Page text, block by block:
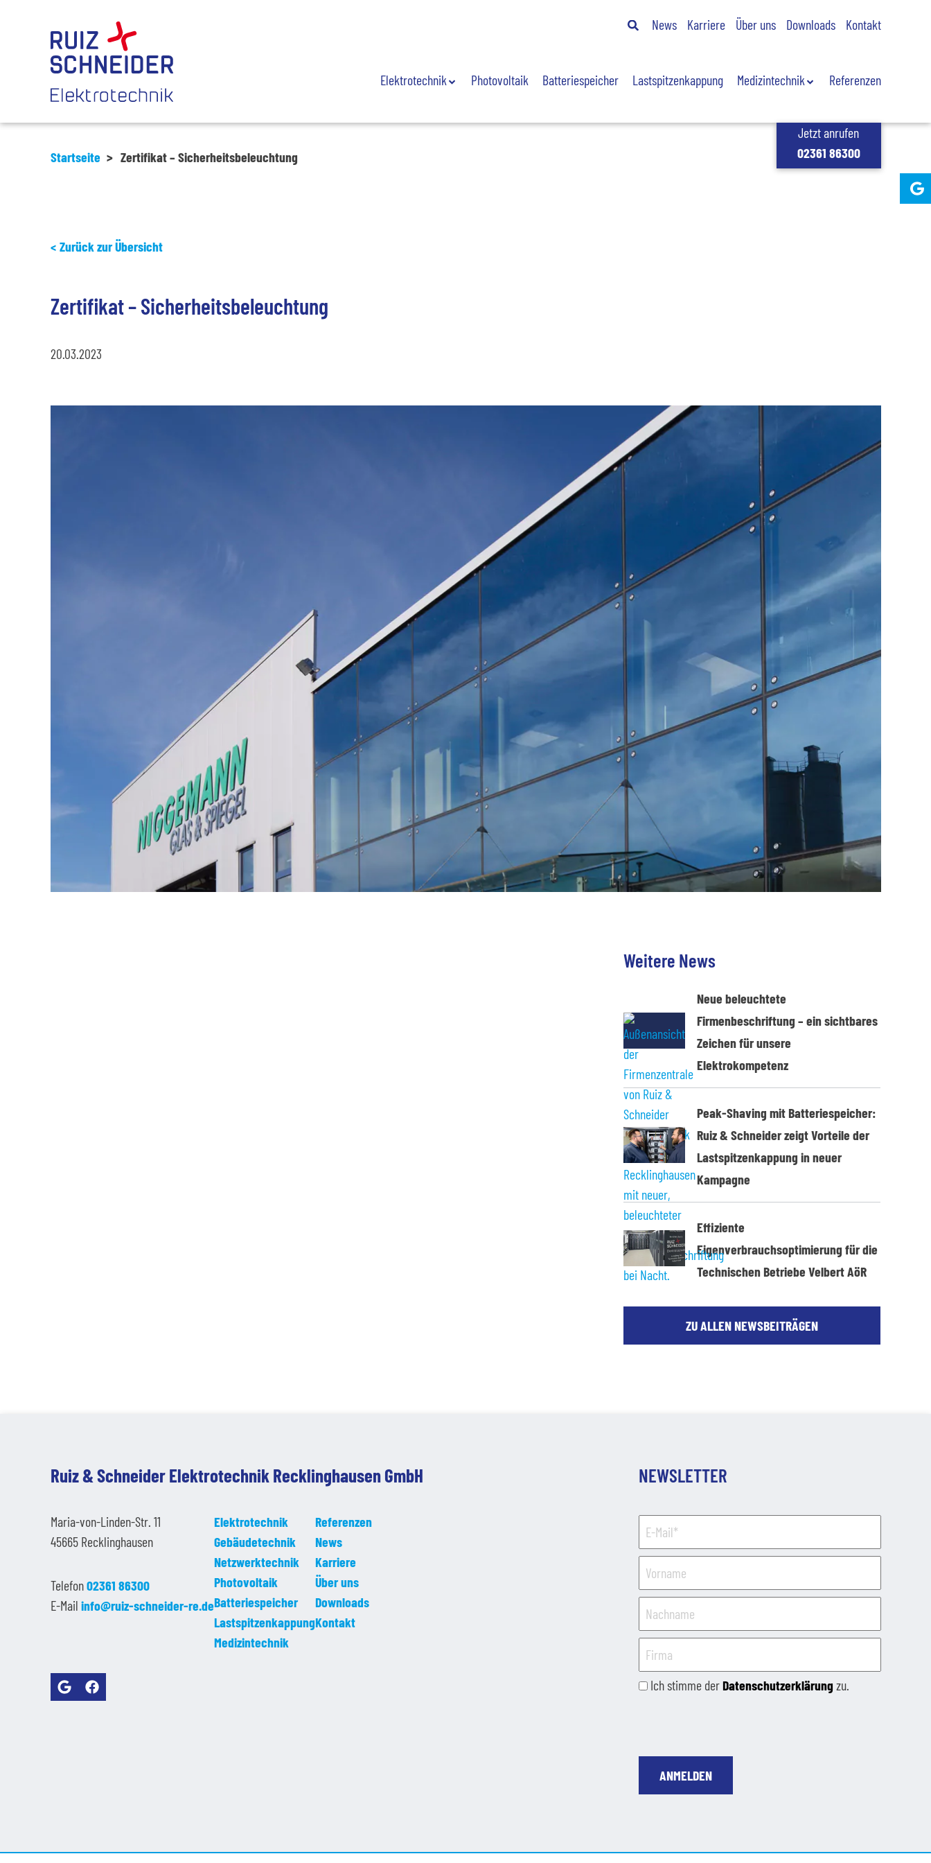
Jetzt anrufen
02361 86300
News Karriere Über uns Downloads Kontakt
Elektrotechnik Photovoltaik Batteriespeicher Lastspitzenkappung Medizintechnik Referenzen
Startseite > Zertifikat – Sicherheitsbeleuchtung
Zurück zur Übersicht
Zertifikat – Sicherheitsbeleuchtung
20.03.2023
Weitere News
Neue beleuchtete
Firmenbeschriftung – ein sichtbares
Zeichen für unsere
Elektrokompetenz
Peak-Shaving mit Batteriespeicher:
Ruiz & Schneider zeigt Vorteile der
Lastspitzenkappung in neuer
Kampagne
Effiziente
Eigenverbrauchsoptimierung für die
Technischen Betriebe Velbert AöR
ZU ALLEN NEWSBEITRÄGEN
Ruiz & Schneider Elektrotechnik Recklinghausen GmbH
Maria-von-Linden-Str. 11
45665 Recklinghausen
Telefon02361 86300
E-Mail info@ruiz-schneider-re.de
Elektrotechnik
Gebäudetechnik
Netzwerktechnik
Photovoltaik
Batteriespeicher
Lastspitzenkappung
Medizintechnik
Referenzen
News
Karriere
Über uns
Downloads
Kontakt
NEWSLETTER
Ich stimme derDatenschutzerklärung zu.
ANMELDEN